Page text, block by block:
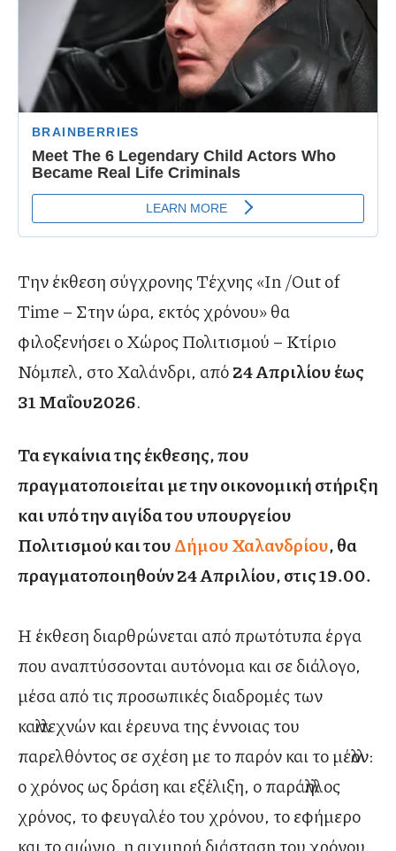
Την έκθεση σύγχρονης Τέχνης «In /Out of
Time – Στην ώρα, εκτός χρόνου» θα
φιλοξενήσει ο Χώρος Πολιτισμού – Κτίριο
Νόμπελ, στο Χαλάνδρι, από24 Απριλίου έως
31 Μαΐου2026.
Τα εγκαίνια της έκθεσης, που
πραγματοποιείται με την οικονομική στήριξη
και υπό την αιγίδα του υπουργείου
Πολιτισμού και τουΔήμου Χαλανδρίου, θα
πραγματοποιηθούν 24 Απριλίου, στις 19.00.
H έκθεση διαρθρώνεται από πρωτότυπα έργα
που αναπτύσσονται αυτόνομα και σε διάλογο,
μέσα από τις προσωπικές διαδρομές των
καλλιτεχνών και έρευνα της έννοιας του
παρελθόντος σε σχέση με το παρόν και το μέλλον:
ο χρόνος ως δράση και εξέλιξη, ο παράλληλος
χρόνος, το φευγαλέο του χρόνου, το εφήμερο
και το αιώνιο, η αιχμηρή διάσταση του χρόνου.